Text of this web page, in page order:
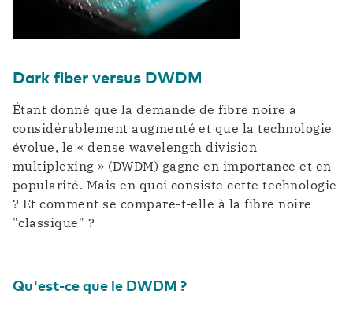
Dark fiber versus DWDM
Étant donné que la demande de fibre noire a
considérablement augmenté et que la technologie
évolue, le « dense wavelength division
multiplexing » (DWDM) gagne en importance et en
popularité. Mais en quoi consiste cette technologie
? Et comment se compare-t-elle à la fibre noire
"classique" ?
Qu'est-ce que le DWDM ?